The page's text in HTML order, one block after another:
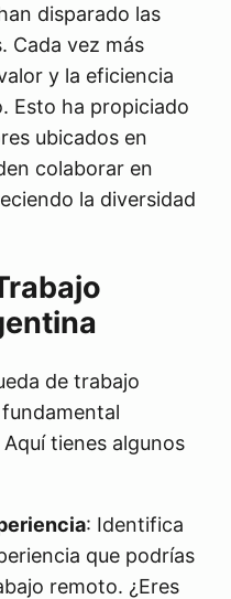
disparado las
Cada vez más
y la eficiencia
Esto ha propiciado
ubicados en
colaborar en
la diversidad
de trabajo
tienes algunos
: Identifica
que podrías
remoto. ¿Eres